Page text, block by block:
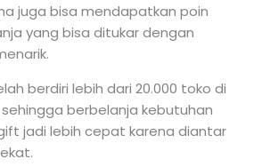
juga bisa mendapatkan poin
yang bisa ditukar dengan
berdiri lebih dari 20.000 toko di
berbelanja kebutuhan
jadi lebih cepat karena diantar